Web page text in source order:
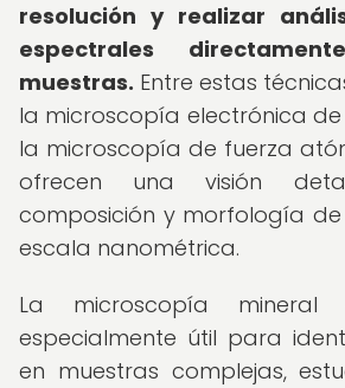
resolución y realizar
espectrales
muestras. Entre estas
la microscopía electrónica de
la microscopía de fuerza
ofrecen una visión
composición y morfología de
escala nanométrica.
La microscopía mineral
especialmente útil para
en muestras complejas,